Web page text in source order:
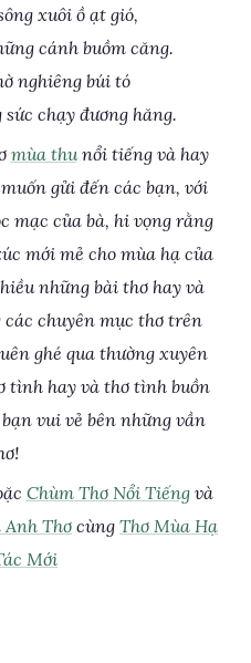
xuôi ồ ạt gió,
cánh buồm căng.
nghiêng búi tó
chạy đương hăng.
mùa thunổi tiếng và hay
gửi đến các bạn, với
mạc của bà, hi vọng rằng
mới mẻ cho mùa hạ của
những bài thơ hay và
chuyên mục thơ trên
ghé qua thường xuyên
tình hay và thơ tình buồn
vui vẻ bên những vần
Chùm Thơ Nổi Tiếngvà
Anh Thơ cùng Thơ Mùa Hạ
Mới